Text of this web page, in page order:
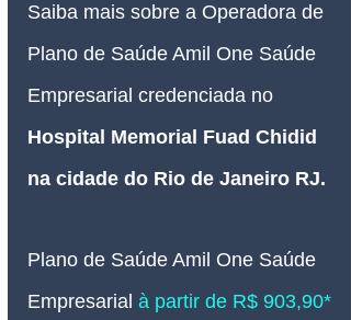
Saiba mais sobre a Operadora de
Plano de Saúde Amil One Saúde
Empresarial credenciada no
Hospital Memorial Fuad Chidid
na cidade do Rio de Janeiro RJ.
Plano de Saúde Amil One Saúde
Empresarial à partir de R$ 903,90*